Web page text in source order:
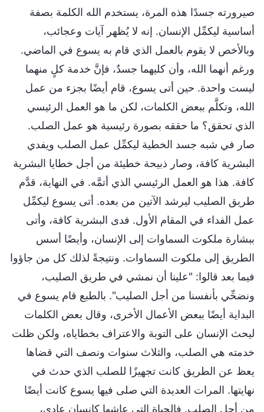
صيرورته جسدًا هذه المرة، يستخدم الله الكلمة بصفة
أساسية ليكمِّل الإنسان. إنه لا يُظهر آيات وعجائب،
وبالأخص لا يقوم بالعمل الذي قام به يسوع في الماضي.
ورغم أنهما الله، وأن كليهما جسدٌ، فإنَّ خدمة كلٍ منهما
ليست واحدة. حين أتى يسوع، قام أيضًا بجزء من عمل
الله، وتكلَّم ببعض الكلمات، لكن ما هو العمل الرئيسي
الذي تحقق؟ ما حققه بصورة رئيسية هو عمل الصلب.
صار في شبه جسد الخطية ليكمِّل عمل الصلب ويفدي
البشرية كافة، وصار ذبيحة خطيئة من أجل خطايا البشرية
كافة. هذا هو العمل الرئيسي الذي أتمَّه. في النهاية، قدَّم
طريق الصليب ليرشد الآتين من بعده. أتى يسوع ليكمِّل
عمل الفداء في المقام الأول. فدى البشرية كافة، وأتى
ببشارة ملكوت السماوات إلى الإنسان، وأيضًا أسس
الطريق إلى ملكوت السماوات. ونتيجةً لذلك كل من جاؤوا
فيما بعد قالوا: "علينا أن نمشي في طريق الصليب،
ونضحِّي بأنفسنا من أجل الصليب". بالطبع قام يسوع في
البداية أيضًا ببعض الأعمال الأخرى، وقال بعض الكلمات
ليحث الإنسان على التوبة والاعتراف بخطاياه، ولكن ظلت
خدمته هي الصلب، والثلاث سنوات ونصف التي قضاها
يعظ عن الطريق كانت تجهيزًا للصلب الذي حدث في
نهايتها. المرات العديدة التي صلى فيها يسوع كانت أيضًا
من أجل الصلب. فالحياة التي عاشها كإنسان عادي،